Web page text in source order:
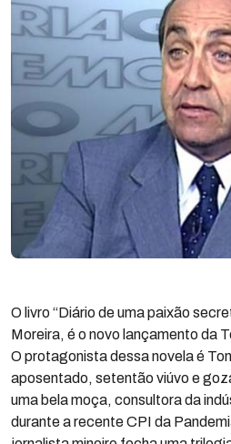
O livro “Diário de uma paixão
Moreira, é o novo lançamento da
O protagonista dessa novela é
aposentado, setentão viúvo e
uma bela moça, consultora da
durante a recente CPI da